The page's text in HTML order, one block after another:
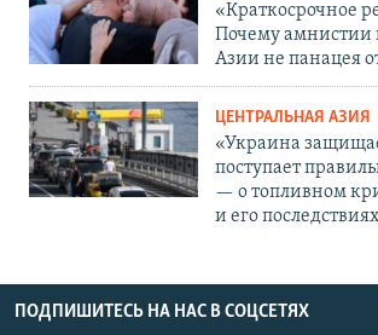
«Краткосрочное
Почему амнистии
Азии не панацея
ЦЕНТРАЛЬНАЯ АЗИЯ
«Украина
поступает
— о топливном
и его последствиях
ПОДПИШИТЕСЬ НА НАС В СОЦСЕТЯХ